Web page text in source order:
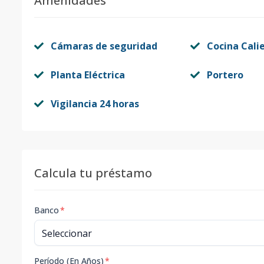
Cámaras de seguridad Cocina
Planta Eléctrica Portero
Vigilancia 24 horas
Calcula tu préstamo
Banco*
Período (En Años)*